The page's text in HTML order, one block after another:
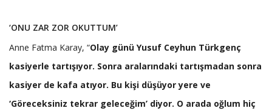
‘ONU ZAR ZOR OKUTTUM’
Anne Fatma Karay, “Olay günü Yusuf Ceyhun Türkgenç
kasiyerle tartışıyor. Sonra aralarındaki tartışmadan sonra
kasiyer de kafa atıyor. Bu kişi düşüyor yere ve
‘Göreceksiniz tekrar geleceğim’ diyor. O arada oğlum hiç